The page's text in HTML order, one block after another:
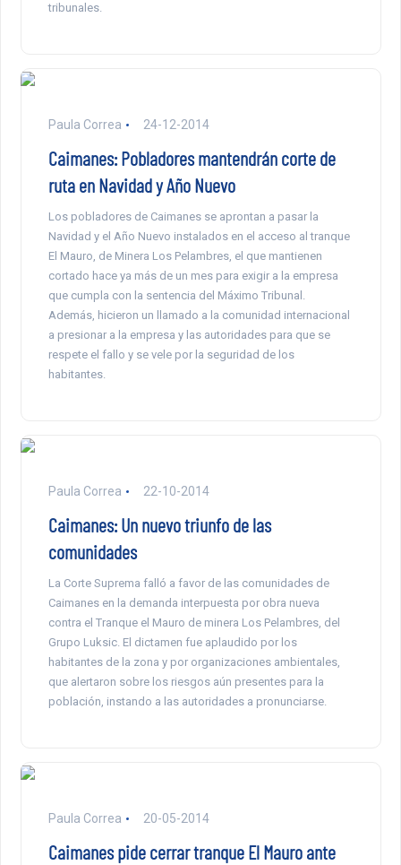
tribunales.
Paula Correa 24-12-2014
Caimanes: Pobladores mantendrán corte de
ruta en Navidad y Año Nuevo
Los pobladores de Caimanes se aprontan a pasar la
Navidad y el Año Nuevo instalados en el acceso al tranque
El Mauro, de Minera Los Pelambres, el que mantienen
cortado hace ya más de un mes para exigir a la empresa
que cumpla con la sentencia del Máximo Tribunal.
Además, hicieron un llamado a la comunidad internacional
a presionar a la empresa y las autoridades para que se
respete el fallo y se vele por la seguridad de los
habitantes.
Paula Correa 22-10-2014
Caimanes: Un nuevo triunfo de las
comunidades
La Corte Suprema falló a favor de las comunidades de
Caimanes en la demanda interpuesta por obra nueva
contra el Tranque el Mauro de minera Los Pelambres, del
Grupo Luksic. El dictamen fue aplaudido por los
habitantes de la zona y por organizaciones ambientales,
que alertaron sobre los riesgos aún presentes para la
población, instando a las autoridades a pronunciarse.
Paula Correa 20-05-2014
Caimanes pide cerrar tranque El Mauro ante